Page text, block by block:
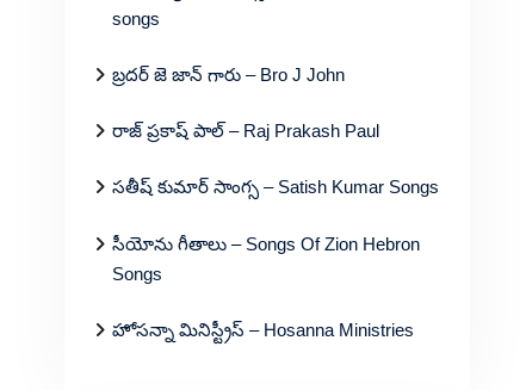
songs
బ్రదర్ జె జాన్ గారు – Bro J John
రాజ్ ప్రకాష్ పాల్ – Raj Prakash Paul
సతీష్ కుమార్ సాంగ్స – Satish Kumar Songs
సీయోను గీతాలు – Songs Of Zion Hebron
Songs
హోసన్నా మినిస్ట్రీస్ – Hosanna Ministries